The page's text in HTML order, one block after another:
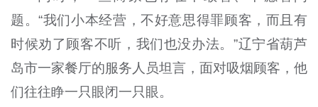
题。“我们小本经营，不好意思得罪顾客，而且有
时候劝了顾客不听，我们也没办法。”辽宁省葫芦
岛市一家餐厅的服务人员坦言，面对吸烟顾客，他
们往往睁一只眼闭一只眼。